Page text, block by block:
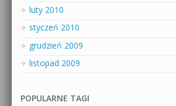
luty 2010
styczeń 2010
grudzień 2009
listopad 2009
POPULARNE TAGI